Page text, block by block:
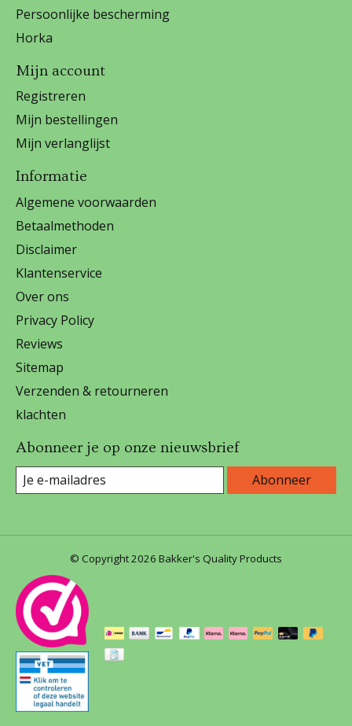
Persoonlijke bescherming
Horka
Mijn account
Registreren
Mijn bestellingen
Mijn verlanglijst
Informatie
Algemene voorwaarden
Betaalmethoden
Disclaimer
Klantenservice
Over ons
Privacy Policy
Reviews
Sitemap
Verzenden & retourneren
klachten
Abonneer je op onze nieuwsbrief
Abonneer
© Copyright 2026 Bakker's Quality Products